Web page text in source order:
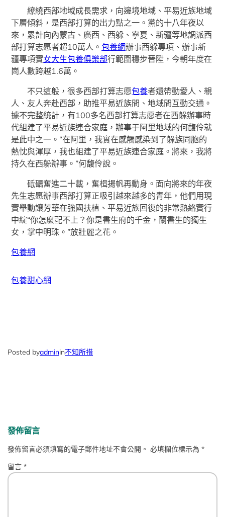
繚繞西部地域成長需求，向邊境地域、平易近族地域
下層傾斜，是西部打算的出力點之一。黨的十八年夜以
來，累計向內蒙古、廣西、西躲、寧夏、新疆等地調派西
部打算志愿者超10萬人。包養網辦事西躲專項、辦事新
疆專項實女大生包養俱樂部行範圍穩步晉陞，今朝年度在
崗人數跨越1.6萬。
不只這般，很多西部打算志愿包養者還帶動愛人、親
人、友人奔赴西部，助推平易近族間、地域間互動交通。
據不完整統計，有100多名西部打算志愿者在西躲辦事時
代組建了平易近族連合家庭，辦事于阿里地域的何馥伶就
是此中之一。“在阿里，我實在感觸感染到了躲族同胞的
熱忱與渾厚，我也組建了平易近族連合家庭。將來，我將
持久在西躲辦事。”何馥伶說。
砥礪奮進二十載，奮楫揚帆再動身。面向將來的年夜
先生志愿辦事西部打算正吸引越來越多的青年，他們用現
實舉動讓芳華在強國扶植、平易近族回復的非常熱絡實行
中綻“你怎麼配不上？你是書生府的千金，蘭書生的獨生
女，掌中明珠。”放壯麗之花。
包養網
包養甜心網
Posted byadminin不知所措
發佈留言
發佈留言必須填寫的電子郵件地址不會公開。 必填欄位標示為*
留言*